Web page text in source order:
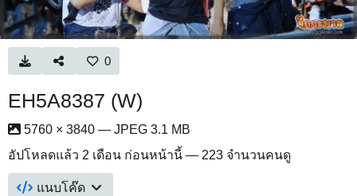
0
EH5A8387 (W)
5760 × 3840 — JPEG 3.1 MB
อัปโหลดแล้ว 2 เดือน ก่อนหน้านี้ — 223 จำนวนคนดู
แนบโค๊ด